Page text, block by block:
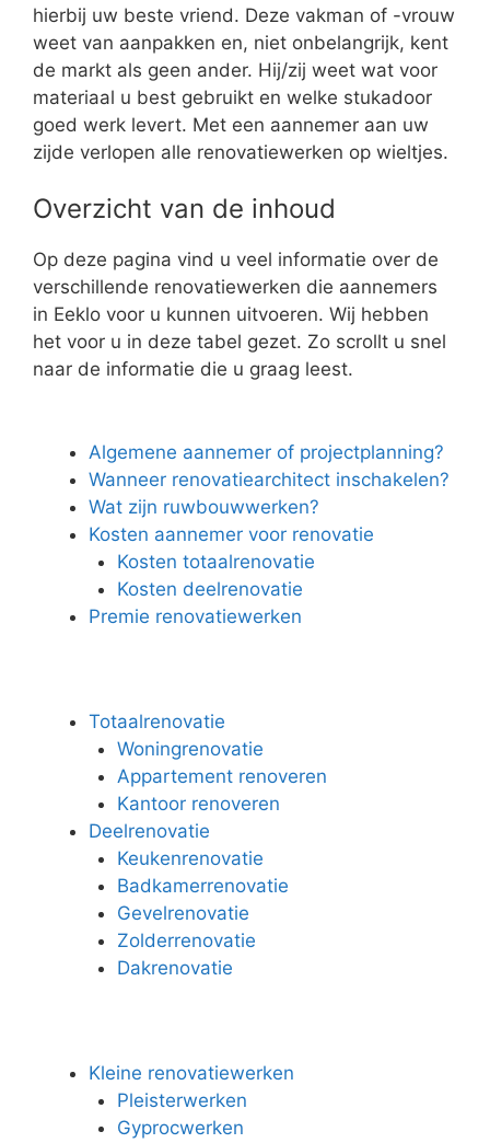
hierbij uw beste vriend. Deze vakman of -vrouw
weet van aanpakken en, niet onbelangrijk, kent
de markt als geen ander. Hij/zij weet wat voor
materiaal u best gebruikt en welke stukadoor
goed werk levert. Met een aannemer aan uw
zijde verlopen alle renovatiewerken op wieltjes.
Overzicht van de inhoud
Op deze pagina vind u veel informatie over de
verschillende renovatiewerken die aannemers
in Eeklo voor u kunnen uitvoeren. Wij hebben
het voor u in deze tabel gezet. Zo scrollt u snel
naar de informatie die u graag leest.
Algemene aannemer of projectplanning?
Wanneer renovatiearchitect inschakelen?
Wat zijn ruwbouwwerken?
Kosten aannemer voor renovatie
Kosten totaalrenovatie
Kosten deelrenovatie
Premie renovatiewerken
Totaalrenovatie
Woningrenovatie
Appartement renoveren
Kantoor renoveren
Deelrenovatie
Keukenrenovatie
Badkamerrenovatie
Gevelrenovatie
Zolderrenovatie
Dakrenovatie
Kleine renovatiewerken
Pleisterwerken
Gyprocwerken